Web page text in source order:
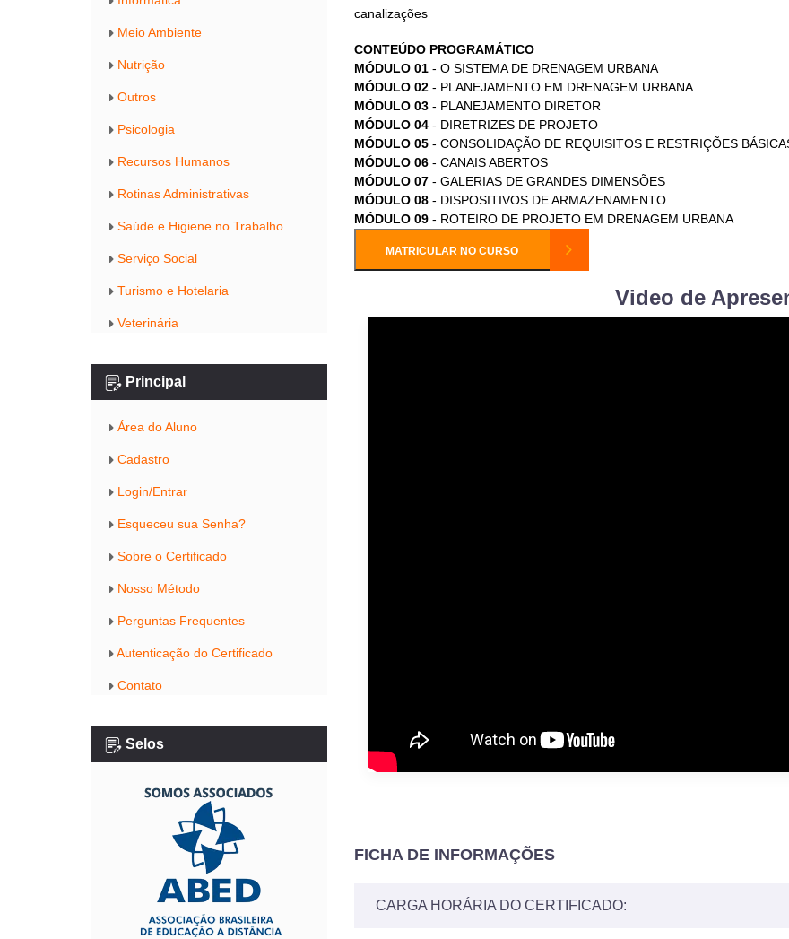
Meio Ambiente
Nutrição
Outros
Psicologia
Recursos Humanos
Rotinas Administrativas
Saúde e Higiene no Trabalho
Serviço Social
Turismo e Hotelaria
Veterinária
Principal
Área do Aluno
Cadastro
Login/Entrar
Esqueceu sua Senha?
Sobre o Certificado
Nosso Método
Perguntas Frequentes
Autenticação do Certificado
Contato
Selos
canalizações
CONTEÚDO PROGRAMÁTICO
MÓDULO 01- O SISTEMA DE DRENAGEM URBANA
MÓDULO 02- PLANEJAMENTO EM DRENAGEM URBANA
MÓDULO 03- PLANEJAMENTO DIRETOR
MÓDULO 04- DIRETRIZES DE PROJETO
MÓDULO 05- CONSOLIDAÇÃO DE REQUISITOS E RESTRIÇÕES
MÓDULO 06- CANAIS ABERTOS
MÓDULO 07- GALERIAS DE GRANDES DIMENSÕES
MÓDULO 08- DISPOSITIVOS DE ARMAZENAMENTO
MÓDULO 09- ROTEIRO DE PROJETO EM DRENAGEM URBANA
MATRICULAR NO CURSO
Video de
FICHA DE INFORMAÇÕES
CARGA HORÁRIA DO CERTIFICADO: